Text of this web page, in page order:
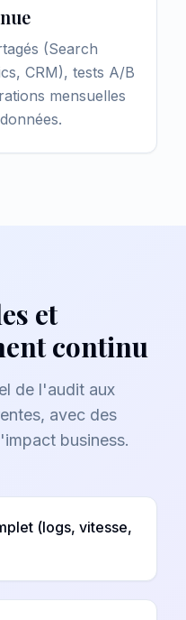
(Search
CRM), tests A/B
mensuelles
et
continu
de l'audit aux
avec des
business.
(logs, vitesse,